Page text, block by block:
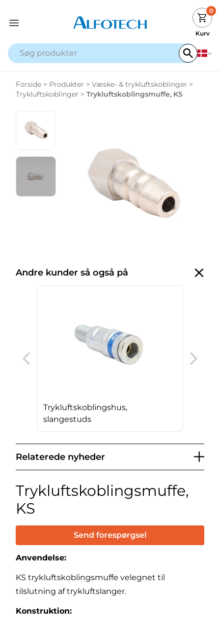
0
Kurv
Forside > Produkter > Væske- & trykluftskoblinger >
Trykluftskoblinger > Trykluftskoblingsmuffe, KS
Andre kunder så også på
Trykluftskoblingshus,
slangestuds
Relaterede nyheder
Trykluftskoblingsmuffe,
KS
Send forespørgsel
Anvendelse:
KS trykluftskoblingsmuffe velegnet til
tilslutning af trykluftslanger.
Konstruktion: